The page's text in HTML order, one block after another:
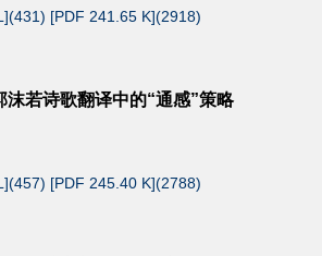
431) [PDF 241.65 K](2918)
沫若诗歌翻译中的“通感”策略
457) [PDF 245.40 K](2788)